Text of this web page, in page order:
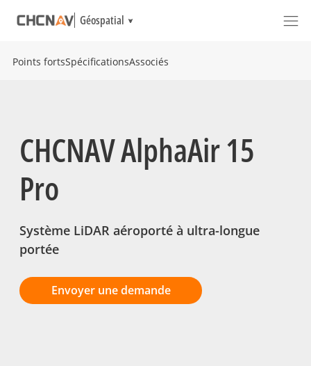
Géospatial
Points fortsSpécificationsAssociés
CHCNAV AlphaAir 15
Pro
Système LiDAR aéroporté à ultra-longue
portée
Envoyer une demande